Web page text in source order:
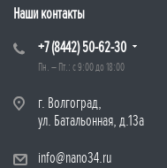
Наши контакты
+7 (8442) 50-62-30
Пн. – Пт.: с 9:00 до 18:00
г. Волгоград,
ул. Батальонная, д.13а
info@nano34.ru